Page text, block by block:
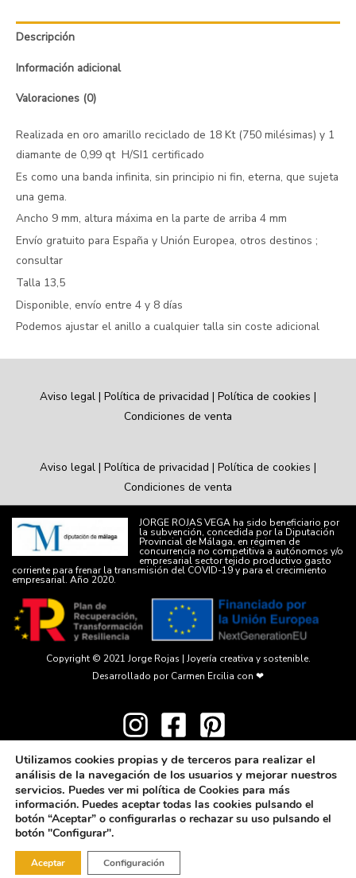
Descripción
Información adicional
Valoraciones (0)
Realizada en oro amarillo reciclado de 18 Kt (750 milésimas) y 1
diamante de 0,99 qt H/SI1 certificado
Es como una banda infinita, sin principio ni fin, eterna, que sujeta
una gema.
Ancho 9 mm, altura máxima en la parte de arriba 4 mm
Envío gratuito para España y Unión Europea, otros destinos ;
consultar
Talla 13,5
Disponible, envío entre 4 y 8 días
Podemos ajustar el anillo a cualquier talla sin coste adicional
Aviso legal | Política de privacidad | Política de cookies |
Condiciones de venta
Aviso legal | Política de privacidad | Política de cookies |
Condiciones de venta
JORGE ROJAS VEGA ha sido beneficiario por
la subvención, concedida por la Diputación
Provincial de Málaga, en régimen de
concurrencia no competitiva a autónomos y/o
empresarial sector tejido productivo gasto
corriente para frenar la transmisión del COVID-19 y para el crecimiento
empresarial. Año 2020.
Copyright © 2021 Jorge Rojas | Joyería creativa y sostenible.
Desarrollado por Carmen Ercilia con ❤
Utilizamos cookies propias y de terceros para realizar el
análisis de la navegación de los usuarios y mejorar nuestros
servicios. Puedes ver mi política de Cookies para más
información. Puedes aceptar todas las cookies pulsando el
botón “Aceptar” o configurarlas o rechazar su uso pulsando el
botón "Configurar".
Aceptar Configuración